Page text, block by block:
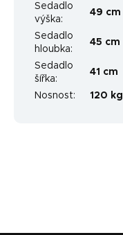
Sedadlo
výška:
49 cm
Sedadlo
hloubka:
45 cm
Sedadlo
šířka:
41 cm
Nosnost: 120 kg